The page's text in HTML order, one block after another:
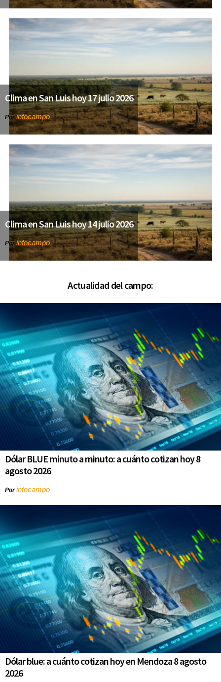
Clima en San Luis hoy 17 julio 2026
Porinfocampo
Clima en San Luis hoy 14 julio 2026
Porinfocampo
Actualidad del campo:
Dólar BLUE minuto a minuto: a cuánto cotizan hoy 8
agosto 2026
Porinfocampo
Dólar blue: a cuánto cotizan hoy en Mendoza 8 agosto
2026